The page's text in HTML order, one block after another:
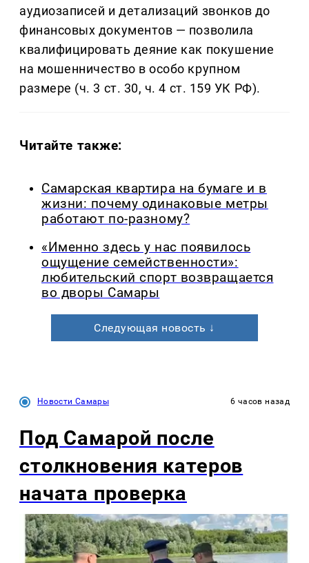
аудиозаписей и детализаций звонков до
финансовых документов — позволила
квалифицировать деяние как покушение
на мошенничество в особо крупном
размере (ч. 3 ст. 30, ч. 4 ст. 159 УК РФ).
Читайте также:
Самарская квартира на бумаге и в
жизни: почему одинаковые метры
работают по-разному?
«Именно здесь у нас появилось
ощущение семейственности»:
любительский спорт возвращается
во дворы Самары
Следующая новость ↓
Новости Самары 6 часов назад
Под Самарой после
столкновения катеров
начата проверка